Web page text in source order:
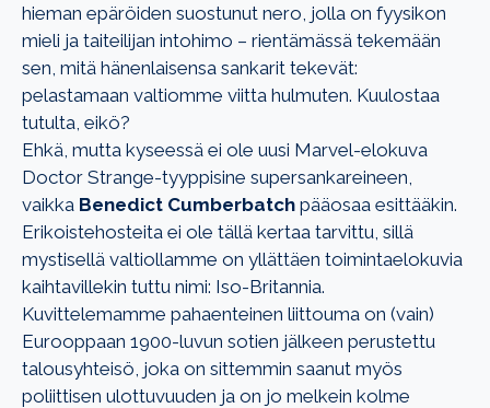
hieman epäröiden suostunut nero, jolla on fyysikon
mieli ja taiteilijan intohimo – rientämässä tekemään
sen, mitä hänenlaisensa sankarit tekevät:
pelastamaan valtiomme viitta hulmuten. Kuulostaa
tutulta, eikö?
Ehkä, mutta kyseessä ei ole uusi Marvel-elokuva
Doctor Strange-tyyppisine supersankareineen,
vaikka Benedict Cumberbatch pääosaa esittääkin.
Erikoistehosteita ei ole tällä kertaa tarvittu, sillä
mystisellä valtiollamme on yllättäen toimintaelokuvia
kaihtavillekin tuttu nimi: Iso-Britannia.
Kuvittelemamme pahaenteinen liittouma on (vain)
Eurooppaan 1900-luvun sotien jälkeen perustettu
talousyhteisö, joka on sittemmin saanut myös
poliittisen ulottuvuuden ja on jo melkein kolme